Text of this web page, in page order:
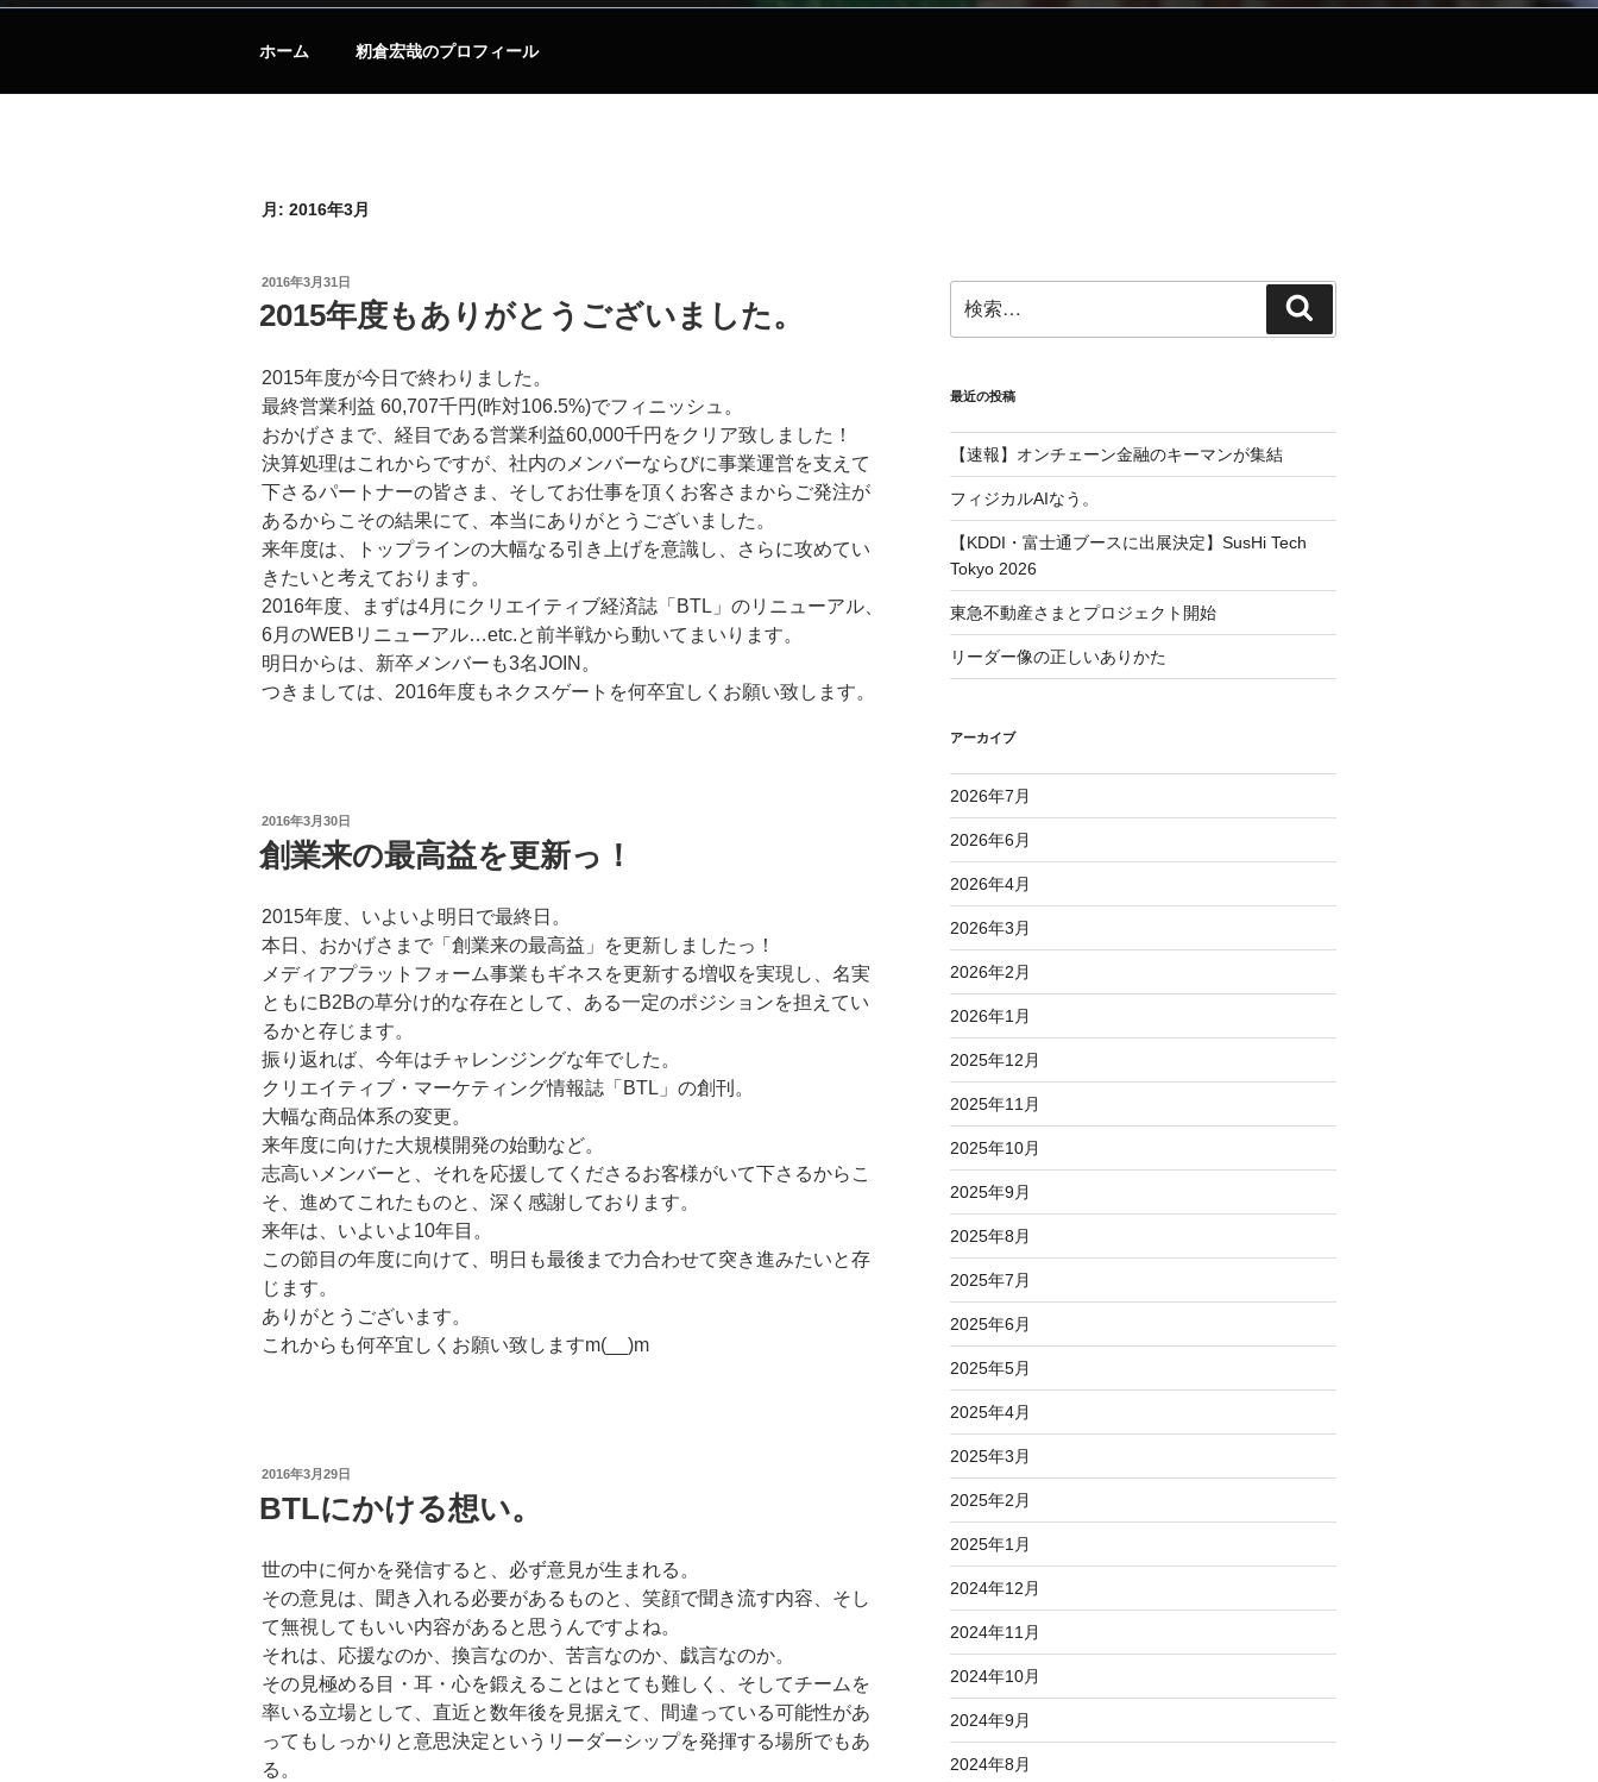
ホーム 籾倉宏哉のプロフィール
月: 2016年3月
投
日:
2016年3月31日
2015年度もありがとうございました。
2015年度が今日で終わりました。
最終営業利益 60,707千円(昨対106.5%)でフィニッシュ。
おかげさまで、経目である営業利益60,000千円をクリア致しました！
決算処理はこれからですが、社内のメンバーならびに事業運営を支えて
下さるパートナーの皆さま、そしてお仕事を頂くお客さまからご発注が
あるからこその結果にて、本当にありがとうございました。
来年度は、トップラインの大幅なる引き上げを意識し、さらに攻めてい
きたいと考えております。
2016年度、まずは4月にクリエイティブ経済誌「BTL」のリニューアル、
6月のWEBリニューアル…etc.と前半戦から動いてまいります。
明日からは、新卒メンバーも3名JOIN。
つきましては、2016年度もネクスゲートを何卒宜しくお願い致します。
投
稿
日:
2016年3月30日
創業来の最高益を更新っ！
2015年度、いよいよ明日で最終日。
本日、おかげさまで「創業来の最高益」を更新しましたっ！
メディアプラットフォーム事業もギネスを更新する増収を実現し、名実
ともにB2Bの草分け的な存在として、ある一定のポジションを担えてい
るかと存じます。
振り返れば、今年はチャレンジングな年でした。
クリエイティブ・マーケティング情報誌「BTL」の創刊。
大幅な商品体系の変更。
来年度に向けた大規模開発の始動など。
志高いメンバーと、それを応援してくださるお客様がいて下さるからこ
そ、進めてこれたものと、深く感謝しております。
来年は、いよいよ10年目。
この節目の年度に向けて、明日も最後まで力合わせて突き進みたいと存
じます。
ありがとうございます。
これからも何卒宜しくお願い致しますm(__)m
投
日:
2016年3月29日
BTLにかける想い。
世の中に何かを発信すると、必ず意見が生まれる。
その意見は、聞き入れる必要があるものと、笑顔で聞き流す内容、そし
て無視してもいい内容があると思うんですよね。
それは、応援なのか、換言なのか、苦言なのか、戯言なのか。
その見極める目・耳・心を鍛えることはとても難しく、そしてチームを
率いる立場として、直近と数年後を見据えて、間違っている可能性があ
ってもしっかりと意思決定というリーダーシップを発揮する場所でもあ
る。
索:
索
最近の投稿
【速報】オンチェーン金融のキーマンが集結
フィジカルAIなう。
【KDDI・富士通ブースに出展決定】SusHi Tech
Tokyo 2026
東急不動産さまとプロジェクト開始
リーダー像の正しいありかた
アーカイブ
2026年7月
2026年6月
2026年4月
2026年3月
2026年2月
2026年1月
2025年12月
2025年11月
2025年10月
2025年9月
2025年8月
2025年7月
2025年6月
2025年5月
2025年4月
2025年3月
2025年2月
2025年1月
2024年12月
2024年11月
2024年10月
2024年9月
2024年8月